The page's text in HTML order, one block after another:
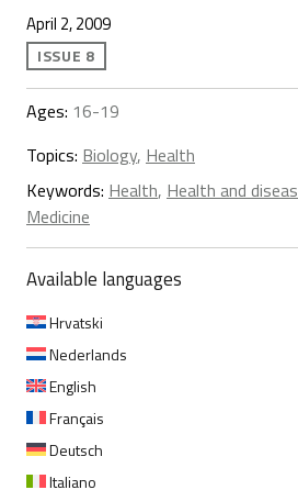
April 2, 2009
ISSUE 8
Ages: 16-19
Topics: Biology, Health
Keywords: Health, Health and
Medicine
Available languages
Hrvatski
Nederlands
English
Français
Deutsch
Italiano